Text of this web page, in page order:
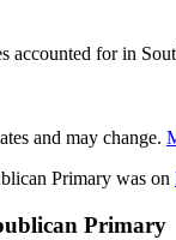
accounted for in
and may change.
Primary was on
Primary